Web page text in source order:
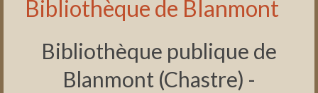
Bibliothèque de Blanmont
Bibliothèque publique de
Blanmont (Chastre) -